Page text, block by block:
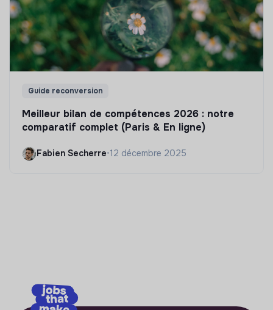
Guide reconversion
Meilleur bilan de compétences 2026 : notre
comparatif complet (Paris & En ligne)
Fabien Secherre•12 décembre 2025